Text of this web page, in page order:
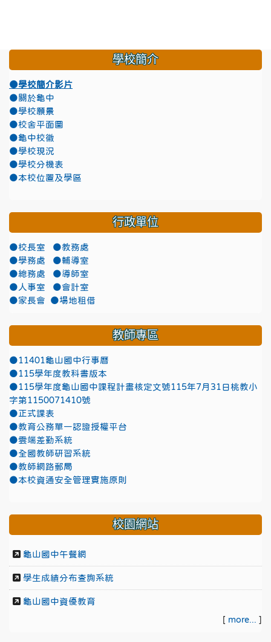
學校簡介
●學校簡介影片
●關於龜中
●學校願景
●校舍平面圖
●龜中校徽
●學校現況
●學校分機表
●本校位置及學區
行政單位
●校長室
●教務處
●學務處
●輔導室
●總務處
●導師室
●人事室
●會計室
●家長會
●場地租借
教師專區
●11401龜山國中行事曆
●115學年度教科書版本
●115學年度龜山國中課程計畫核定文號115年7月31日桃教小
字第1150071410號
●正式課表
●教育公務單一認證授權平台
●雲端差勤系統
●全國教師研習系統
●教師網路郵局
●本校資通安全管理實施原則
校園網站
龜山國中午餐網
學生成績分布查詢系統
龜山國中資優教育
[ more... ]